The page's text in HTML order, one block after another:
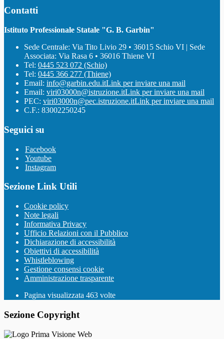
Contatti
Istituto Professionale Statale "G. B. Garbin"
Sede Centrale: Via Tito Livio 29 • 36015 Schio VI | Sede
Associata: Via Rasa 6 • 36016 Thiene VI
Tel: 0445 523 072 (Schio)
Tel: 0445 366 277 (Thiene)
Email: info@garbin.edu.itLink per inviare una mail
Email: viri03000n@istruzione.itLink per inviare una mail
PEC: viri03000n@pec.istruzione.itLink per inviare una mail
C.F.: 83002250245
Seguici su
Facebook
Youtube
Instagram
Sezione Link Utili
Cookie policy
Note legali
Informativa Privacy
Ufficio Relazioni con il Pubblico
Dichiarazione di accessibilità
Obiettivi di accessibilità
Whistleblowing
Gestione consensi cookie
Amministrazione trasparente
Pagina visualizzata 463 volte
Sezione Copyright